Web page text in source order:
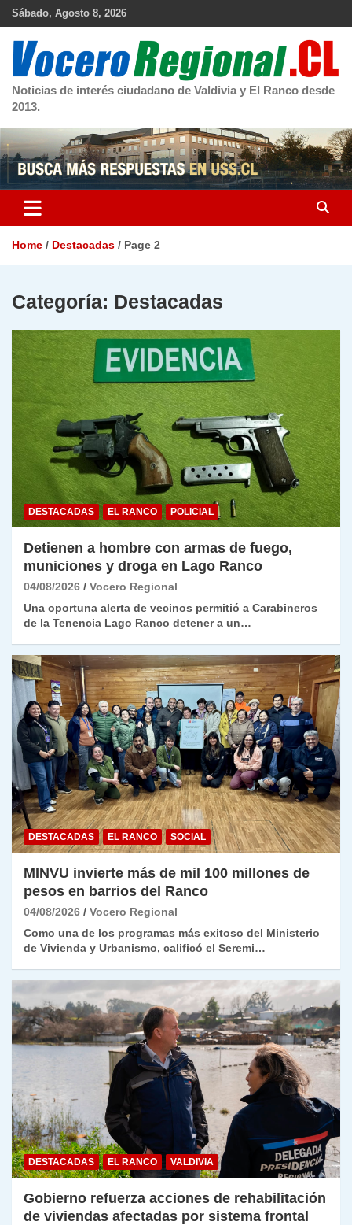
Skip
Sábado, Agosto 8, 2026
Noticias de interés ciudadano de Valdivia y El Ranco desde
2013.
Home Destacadas Page 2
Categoría: Destacadas
DESTACADAS EL RANCO POLICIAL
Detienen a hombre con armas de fuego,
municiones y droga en Lago Ranco
04/08/2026
Vocero Regional
Una oportuna alerta de vecinos permitió a Carabineros
de la Tenencia Lago Ranco detener a un…
DESTACADAS EL RANCO SOCIAL
MINVU invierte más de mil 100 millones de
pesos en barrios del Ranco
04/08/2026
Vocero Regional
Como una de los programas más exitoso del Ministerio
de Vivienda y Urbanismo, calificó el Seremi…
DESTACADAS EL RANCO VALDIVIA
Gobierno refuerza acciones de rehabilitación
de viviendas afectadas por sistema frontal